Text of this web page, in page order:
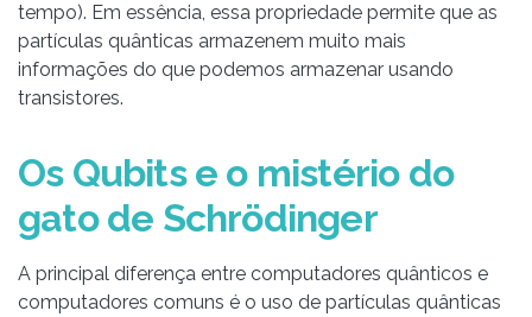
tempo). Em essência, essa propriedade permite que as
partículas quânticas armazenem muito mais
informações do que podemos armazenar usando
transistores.
Os Qubits e o mistério do
gato de Schrödinger
A principal diferença entre computadores quânticos e
computadores comuns é o uso de partículas quânticas